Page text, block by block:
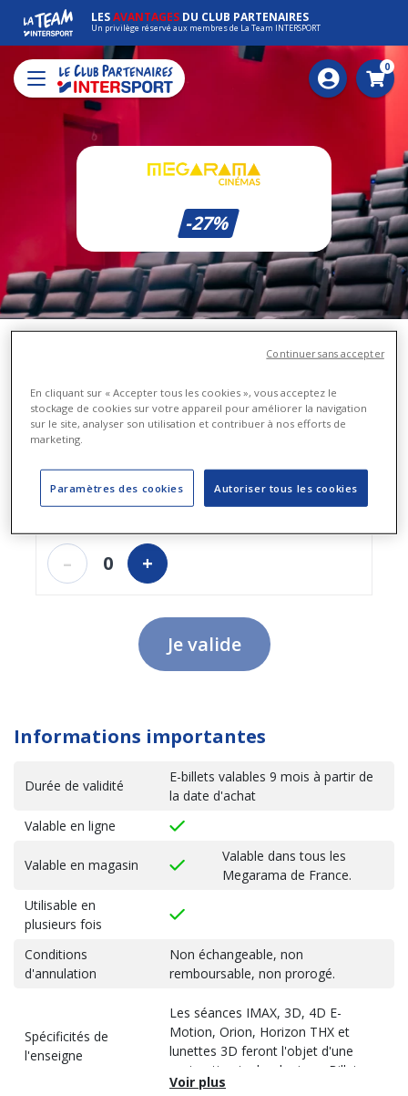
LESAVANTAGESDU CLUB PARTENAIRES
Un privilège réservé aux membres de La Team INTERSPORT
0
-27%
Votre bon plan Megarama
Achetez jusqu'à 5 e-billets par commande
11,80 € prix remisé8,60 €
Économie :0,00 €
0,00 €
– 0 +
Je valide
Informations importantes
Durée de validité
E-billets valables 9 mois à partir de
la date d'achat
Valable en ligne
Valable en magasin
Valable dans tous les
Megarama de France.
Utilisable en
plusieurs fois
Conditions
d'annulation
Non échangeable, non
remboursable, non prorogé.
Spécificités de
l'enseigne
Les séances IMAX, 3D, 4D E-
Motion, Orion, Horizon THX et
lunettes 3D feront l'objet d'une
majoration technologique. Billet
non valable pour les spectacles et
En cliquant sur « Accepter tous les cookies », vous acceptez le
stockage de cookies sur votre appareil pour améliorer la navigation
sur le site, analyser son utilisation et contribuer à nos efforts de
marketing.
Autoriser tous les cookies
Paramètres des cookies
Continuer sans accepter